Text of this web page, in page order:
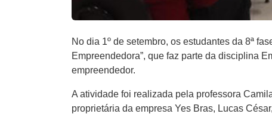
No dia 1º de setembro, os estudantes da 8ª
Empreendedora”, que faz parte da disciplina
empreendedor.
A atividade foi realizada pela professora
proprietária da empresa Yes Bras, Lucas